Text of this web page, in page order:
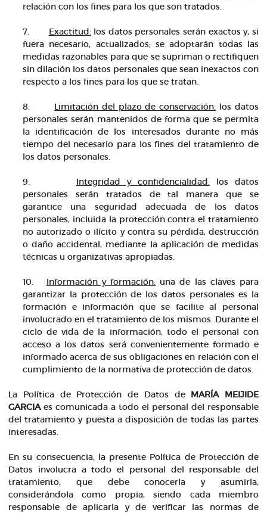
relación con los fines para los que son tratados.
7. Exactitud:los datos personales serán exactos y, si
fuera necesario, actualizados; se adoptarán todas las
medidas razonables para que se supriman o rectifiquen
sin dilación los datos personales que sean inexactos con
respecto a los fines para los que se tratan.
8. Limitación del plazo de conservación: los datos
personales serán mantenidos de forma que se permita
la identificación de los interesados durante no más
tiempo del necesario para los fines del tratamiento de
los datos personales.
9. Integridad y confidencialidad:los datos
personales serán tratados de tal manera que se
garantice una seguridad adecuada de los datos
personales, incluida la protección contra el tratamiento
no autorizado o ilícito y contra su pérdida, destrucción
o daño accidental, mediante la aplicación de medidas
técnicas u organizativas apropiadas.
10. Información y formación: una de las claves para
garantizar la protección de los datos personales es la
formación e información que se facilite al personal
involucrado en el tratamiento de los mismos. Durante el
ciclo de vida de la información, todo el personal con
acceso a los datos será convenientemente formado e
informado acerca de sus obligaciones en relación con el
cumplimiento de la normativa de protección de datos.
La Política de Protección de Datos de MARÍA MEIJIDE
GARCIAes comunicada a todo el personal del responsable
del tratamiento y puesta a disposición de todas las partes
interesadas.
En su consecuencia, la presente Política de Protección de
Datos involucra a todo el personal del responsable del
tratamiento, que debe conocerla y asumirla,
considerándola como propia, siendo cada miembro
responsable de aplicarla y de verificar las normas de